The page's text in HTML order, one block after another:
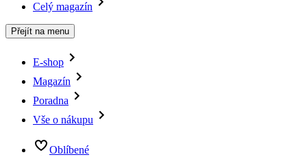
Celý magazín
Přejít na menu
E-shop
Magazín
Poradna
Vše o nákupu
Oblíbené